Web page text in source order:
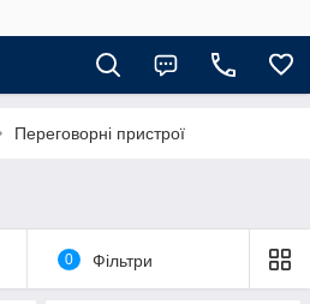
Переговорні пристрої
0 Фільтри